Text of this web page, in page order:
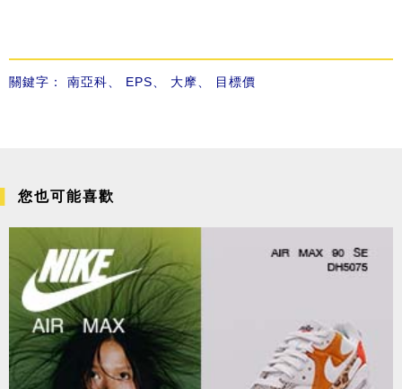
關鍵字： 南亞科 EPS 大摩 目標價
您也可能喜歡